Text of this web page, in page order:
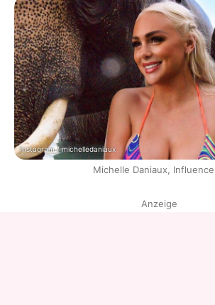
Instagram / michelledaniaux
Michelle Daniaux,
Anzeige